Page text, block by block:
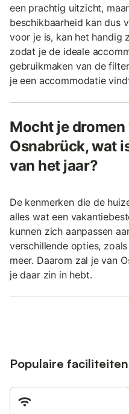
een prachtig uitzicht,
beschikbaarheid kan dus
voor je is, kan het handig
zodat je de ideale
gebruikmaken van de
je een accommodatie
Mocht je dromen
Osnabrück, wat
van het jaar?
De kenmerken die de
alles wat een
kunnen zich aanpassen
verschillende opties,
meer. Daarom zal je van
je daar zin in hebt.
Populaire